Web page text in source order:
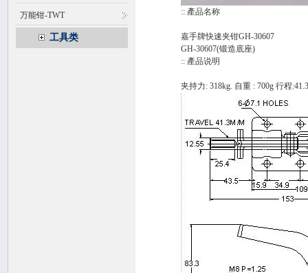
万能钳-TWT
工具类
:: 產品名称
嘉手牌快速夹钳GH-30607
GH-30607(锻造底座)
:: 產品说明
夹持力: 318kg. 自重 : 700g 行程